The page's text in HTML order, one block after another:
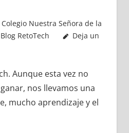
Colegio Nuestra Señora de la
Blog RetoTech
Deja un
Aunque esta vez no
nos llevamos una
mucho aprendizaje y el